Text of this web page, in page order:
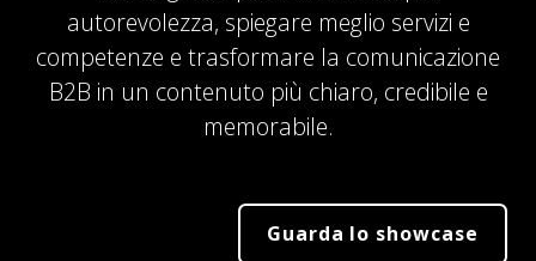
autorevolezza, spiegare meglio servizi e
competenze e trasformare la comunicazione
B2B in un contenuto più chiaro, credibile e
memorabile.
Guarda lo showcase